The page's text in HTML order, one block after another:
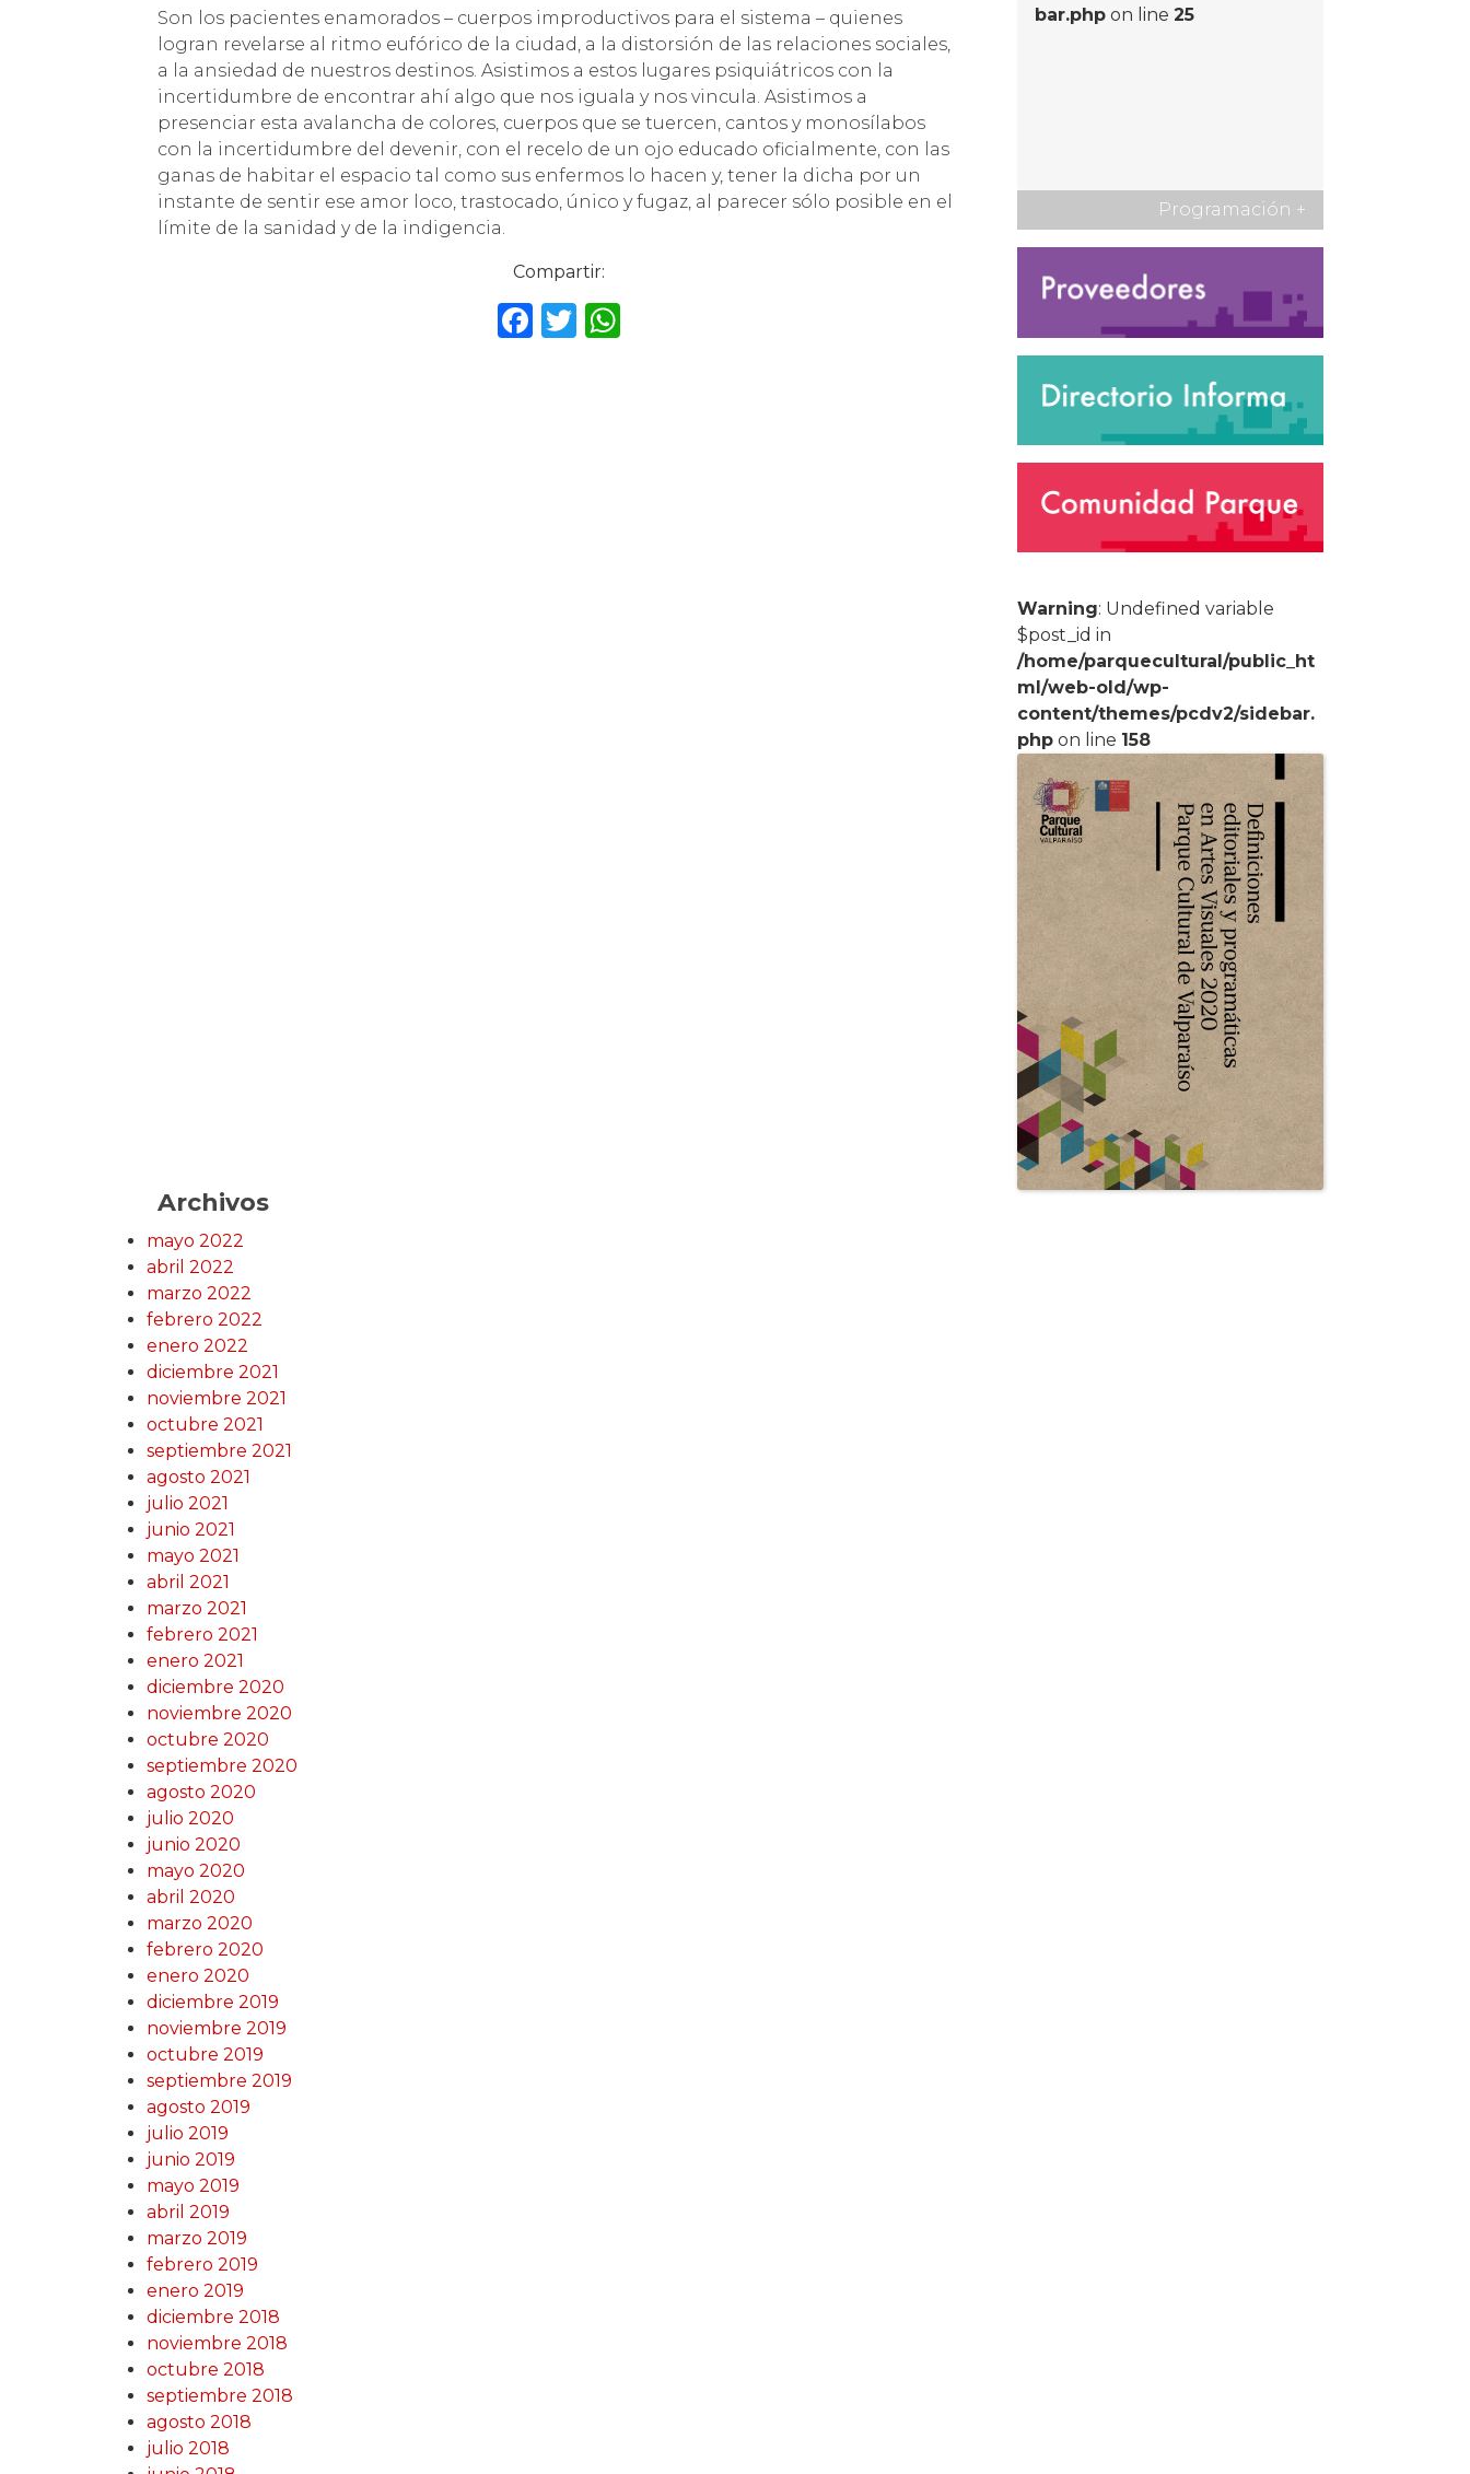
Son los pacientes enamorados – cuerpos improductivos para el sistema – quienes
logran revelarse al ritmo eufórico de la ciudad, a la distorsión de las relaciones sociales,
a la ansiedad de nuestros destinos. Asistimos a estos lugares psiquiátricos con la
incertidumbre de encontrar ahí algo que nos iguala y nos vincula. Asistimos a
presenciar esta avalancha de colores, cuerpos que se tuercen, cantos y monosílabos
con la incertidumbre del devenir, con el recelo de un ojo educado oficialmente, con las
ganas de habitar el espacio tal como sus enfermos lo hacen y, tener la dicha por un
instante de sentir ese amor loco, trastocado, único y fugaz, al parecer sólo posible en el
límite de la sanidad y de la indigencia.
Compartir:
F T W
bar.php on line25
Programación +
Warning: Undefined variable
$post_id in
/home/parquecultural/public_ht
ml/web-old/wp-
content/themes/pcdv2/sidebar.
php on line 158
Archivos
mayo 2022
abril 2022
marzo 2022
febrero 2022
enero 2022
diciembre 2021
noviembre 2021
octubre 2021
septiembre 2021
agosto 2021
julio 2021
junio 2021
mayo 2021
abril 2021
marzo 2021
febrero 2021
enero 2021
diciembre 2020
noviembre 2020
octubre 2020
septiembre 2020
agosto 2020
julio 2020
junio 2020
mayo 2020
abril 2020
marzo 2020
febrero 2020
enero 2020
diciembre 2019
noviembre 2019
octubre 2019
septiembre 2019
agosto 2019
julio 2019
junio 2019
mayo 2019
abril 2019
marzo 2019
febrero 2019
enero 2019
diciembre 2018
noviembre 2018
octubre 2018
septiembre 2018
agosto 2018
julio 2018